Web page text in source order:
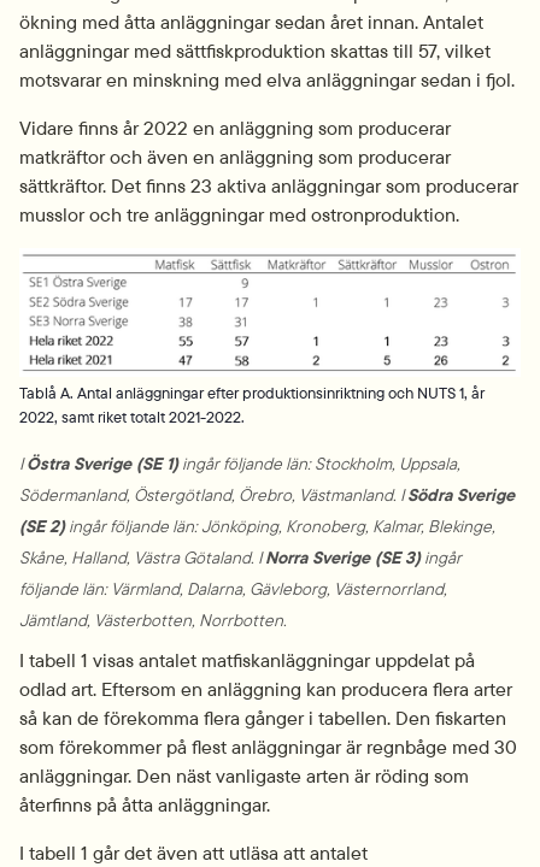
ökning med åtta anläggningar sedan året innan. Antalet
anläggningar med sättfiskproduktion skattas till 57, vilket
motsvarar en minskning med elva anläggningar sedan i fjol.
Vidare finns år 2022 en anläggning som producerar
matkräftor och även en anläggning som producerar
sättkräftor. Det finns 23 aktiva anläggningar som producerar
musslor och tre anläggningar med ostronproduktion.
Tablå A. Antal anläggningar efter produktionsinriktning och NUTS 1, år
2022, samt riket totalt 2021-2022.
I Östra Sverige (SE 1) ingår följande län: Stockholm, Uppsala,
Södermanland, Östergötland, Örebro, Västmanland. I Södra Sverige
(SE 2) ingår följande län: Jönköping, Kronoberg, Kalmar, Blekinge,
Skåne, Halland, Västra Götaland. I Norra Sverige (SE 3) ingår
följande län: Värmland, Dalarna, Gävleborg, Västernorrland,
Jämtland, Västerbotten, Norrbotten.
I tabell 1 visas antalet matfiskanläggningar uppdelat på
odlad art. Eftersom en anläggning kan producera flera arter
så kan de förekomma flera gånger i tabellen. Den fiskarten
som förekommer på flest anläggningar är regnbåge med 30
anläggningar. Den näst vanligaste arten är röding som
återfinns på åtta anläggningar.
I tabell 1 går det även att utläsa att antalet